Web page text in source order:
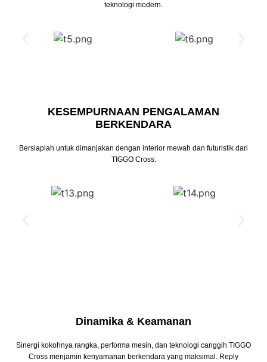
teknologi modern.
KESEMPURNAAN PENGALAMAN
BERKENDARA
Bersiaplah untuk dimanjakan dengan interior mewah dan futuristik dari
TIGGO Cross.
Dinamika & Keamanan
Sinergi kokohnya rangka, performa mesin, dan teknologi canggih TIGGO
Cross menjamin kenyamanan berkendara yang maksimal. Reply